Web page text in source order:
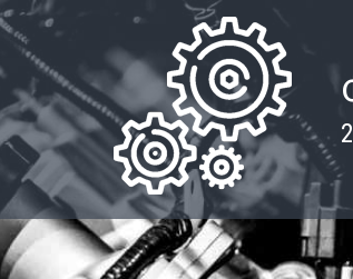
Skip
content